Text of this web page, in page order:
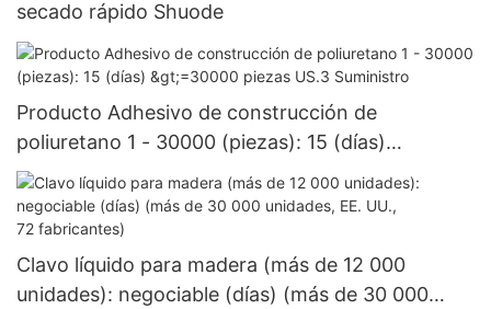
secado rápido Shuode
Producto Adhesivo de construcción de
poliuretano 1 - 30000 (piezas): 15 (días)
>=30000 piezas US.3 Suministro
Clavo líquido para madera (más de 12 000
unidades): negociable (días) (más de 30 000